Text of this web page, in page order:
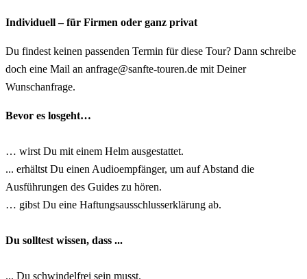
Individuell – für Firmen oder ganz privat
Du findest keinen passenden Termin für diese Tour? Dann schreibe
doch eine Mail an anfrage@sanfte-touren.de mit Deiner
Wunschanfrage.
Bevor es losgeht…
… wirst Du mit einem Helm ausgestattet.
... erhältst Du einen Audioempfänger, um auf Abstand die
Ausführungen des Guides zu hören.
… gibst Du eine Haftungsausschlusserklärung ab.
Du solltest wissen, dass ...
... Du schwindelfrei sein musst.